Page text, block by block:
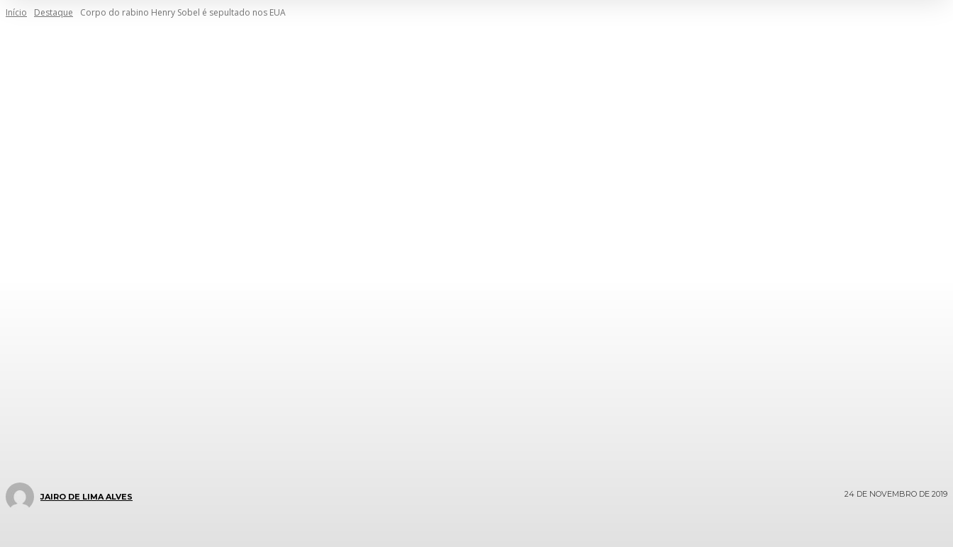
Início Destaque Corpo do rabino Henry Sobel é sepultado nos EUA
JAIRO DE LIMA ALVES 24 DE NOVEMBRO DE 2019